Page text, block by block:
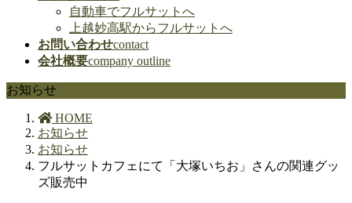
自動車でフルサットへ
上越妙高駅からフルサットへ
お問い合わせcontact
会社概要company outline
お知らせ
HOME
お知らせ
お知らせ
フルサットカフェにて「大塚いちお」さんの関連グッ
ズ販売中